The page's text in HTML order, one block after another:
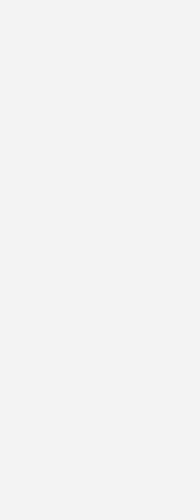
S715.de Holz-
Anschluss
Anschluss
Neigungswinkels
der Vertikalen geneigt oder in der
und Querschnittsangaben für
der
Detailnachweis aus BauStatik-
Modellen
oder als
Tragfähigkeit, EC 5
der Tragfähigkeit gemäß
Zulassung Z-9.1-649,
TECH-ABBUND im
e.V.